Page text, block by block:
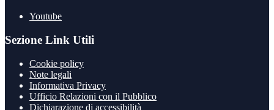
Youtube
Sezione Link Utili
Cookie policy
Note legali
Informativa Privacy
Ufficio Relazioni con il Pubblico
Dichiarazione di accessibilità